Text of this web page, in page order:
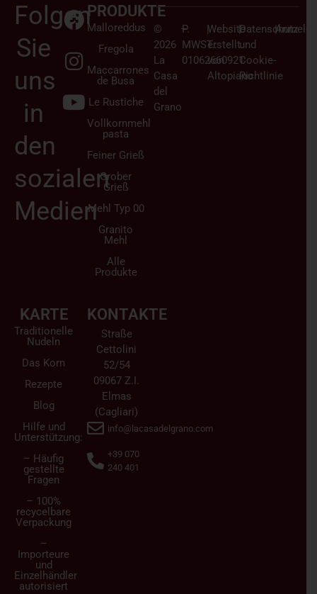
Folgen
Sie
uns
in
den
sozialen
Medien
PRODUKTE
Malloreddus
Fregola
Maccarrones
de Busa
Le Rustiche
Vollkornmehl
pasta
Feiner Grieß
Grober
Grieß
Mehl Typ 00
Granito
Mehl
Alle
Produkte
KARTE
Traditionelle
Nudeln
Das Korn
Rezepte
Blog
Hilfe und
Unterstützung:
– Häufig
gestellte
Fragen
– 100%
recycelbare
Verpackung
–
Importeure
und
Einzelhändler
autorisiert
KONTAKTE
Straße
Cettolini
52/54
09067 Z.I.
Elmas
(Cagliari)
info@lacasadelgrano.com
+39 070
240 401
©
2026
La
Casa
del
Grano
–
P.
MWST.:
01062660921
|Website
erstellt
von
Altopiano
|Datenschutz
und
Cookie-
Richtlinie
|